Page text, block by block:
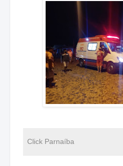
Click Parnaíba